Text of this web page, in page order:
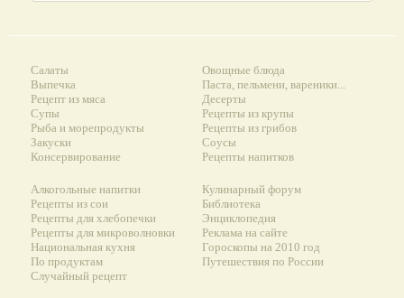
Салаты
Выпечка
Рецепт из мяса
Супы
Рыба и морепродукты
Закуски
Консервирование
Овощные блюда
Паста, пельмени, вареники...
Десерты
Рецепты из крупы
Рецепты из грибов
Соусы
Рецепты напитков
Алкогольные напитки
Рецепты из сои
Рецепты для хлебопечки
Рецепты для микроволновки
Национальная кухня
По продуктам
Случайный рецепт
Кулинарный форум
Библиотека
Энциклопедия
Реклама на сайте
Гороскопы на 2010 год
Путешествия по России